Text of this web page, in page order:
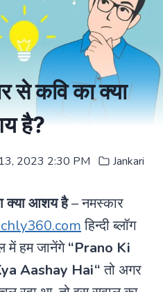
से कवि का क्या
है?
2023 2:30 PM Jankari
क्या आशय है– नमस्कार
हिन्दी ब्लॉग
हम जानेंगे“Prano Ki
Aashay Hai“तो अगर